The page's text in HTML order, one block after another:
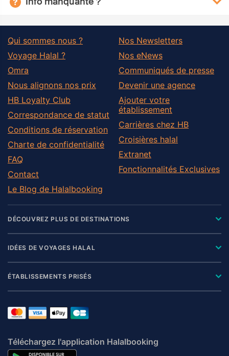
Qui sommes nous ?
Voyage Halal ?
Omra
Nous alignons nos prix
HB Loyalty Club
Correspondance de statut
Conditions de réservation
Charte de confidentialité
FAQ
Contact
Le Blog de Halalbooking
Nos Newsletters
Nos eNews
Communiqués de presse
Devenir une agence
Ajouter votre
établissement
Carrières chez HB
Croisières halal
Extranet
Fonctionnalités Exclusives
DÉCOUVREZ PLUS DE DESTINATIONS
IDÉES DE VOYAGES HALAL
ÉTABLISSEMENTS PRISÉS
Téléchargez l'application Halalbooking